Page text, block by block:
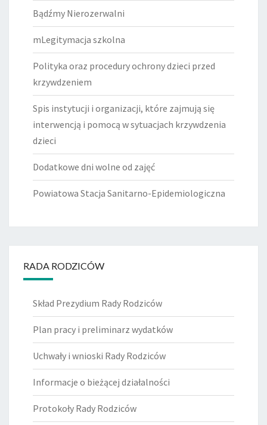
Bądźmy Nierozerwalni
mLegitymacja szkolna
Polityka oraz procedury ochrony dzieci przed
krzywdzeniem
Spis instytucji i organizacji, które zajmują się
interwencją i pomocą w sytuacjach krzywdzenia
dzieci
Dodatkowe dni wolne od zajęć
Powiatowa Stacja Sanitarno-Epidemiologiczna
RADA RODZICÓW
Skład Prezydium Rady Rodziców
Plan pracy i preliminarz wydatków
Uchwały i wnioski Rady Rodziców
Informacje o bieżącej działalności
Protokoły Rady Rodziców